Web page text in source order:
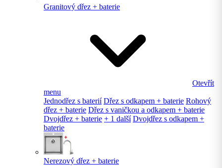
Granitový dřez + baterie
Otevřít
menu
Jednodřez s baterií Dřez s odkapem + baterie Rohový
dřez + baterie Dřez s vaničkou a odkapem + baterie
Dvojdřez + baterie + 1 další Dvojdřez s odkapem +
baterie
Nerezový dřez + baterie